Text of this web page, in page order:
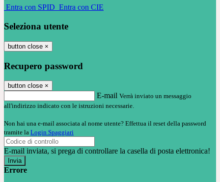
Entra con SPID Entra con CIE
Seleziona utente
button close ×
Recupero password
button close ×
E-mail Verrà inviato un messaggio
all'indirizzo indicato con le istruzioni necessarie.
Non hai una e-mail associata al nome utente? Effettua il reset della password
tramite la Login Spaggiari
E-mail inviata, si prega di controllare la casella di posta elettronica!
Errore